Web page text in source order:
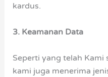
kardus.
3. Keamanan Data
Seperti yang telah Kami
kami juga menerima